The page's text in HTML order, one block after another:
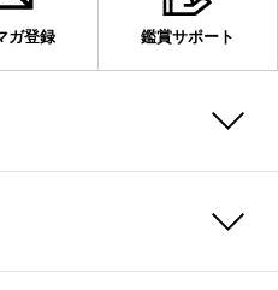
ガ登録 鑑賞サポート